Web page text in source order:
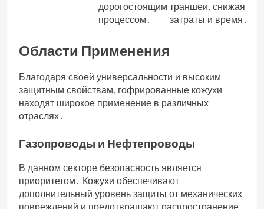
дорогостоящим
процессом․
траншеи, снижая
затраты и время․
Области Применения
Благодаря своей универсальности и высоким
защитным свойствам, гофрированные кожухи
находят широкое применение в различных
отраслях․
Газопроводы и Нефтепроводы
В данном секторе безопасность является
приоритетом․ Кожухи обеспечивают
дополнительный уровень защиты от механических